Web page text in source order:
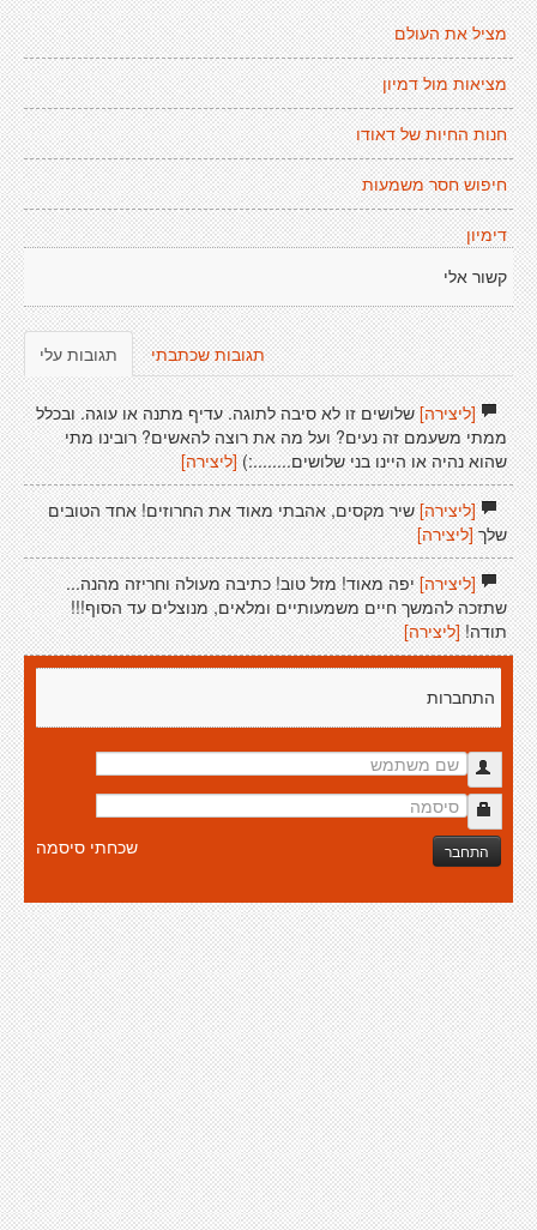
מציל את העולם
מציאות מול דמיון
חנות החיות של דאודו
חיפוש חסר משמעות
דימיון
קשור אלי
תגובות עלי תגובות שכתבתי
[ליצירה]שלושים זו לא סיבה לתוגה. עדיף מתנה או עוגה. ובכלל
ממתי משעמם זה נעים? ועל מה את רוצה להאשים? רובינו מתי
שהוא נהיה או היינו בני שלושים........:) [ליצירה]
[ליצירה]שיר מקסים, אהבתי מאוד את החרוזים! אחד הטובים
שלך [ליצירה]
[ליצירה]יפה מאוד! מזל טוב! כתיבה מעולה וחריזה מהנה...
שתזכה להמשך חיים משמעותיים ומלאים, מנוצלים עד הסוף!!!
תודה! [ליצירה]
התחברות
התחבר שכחתי סיסמה